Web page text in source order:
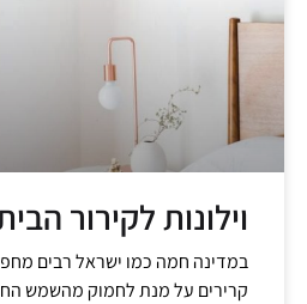
וילונות לקירור
במדינה חמה כמו ישראל רבים
קרירים על מנת לחמוק מהשמש